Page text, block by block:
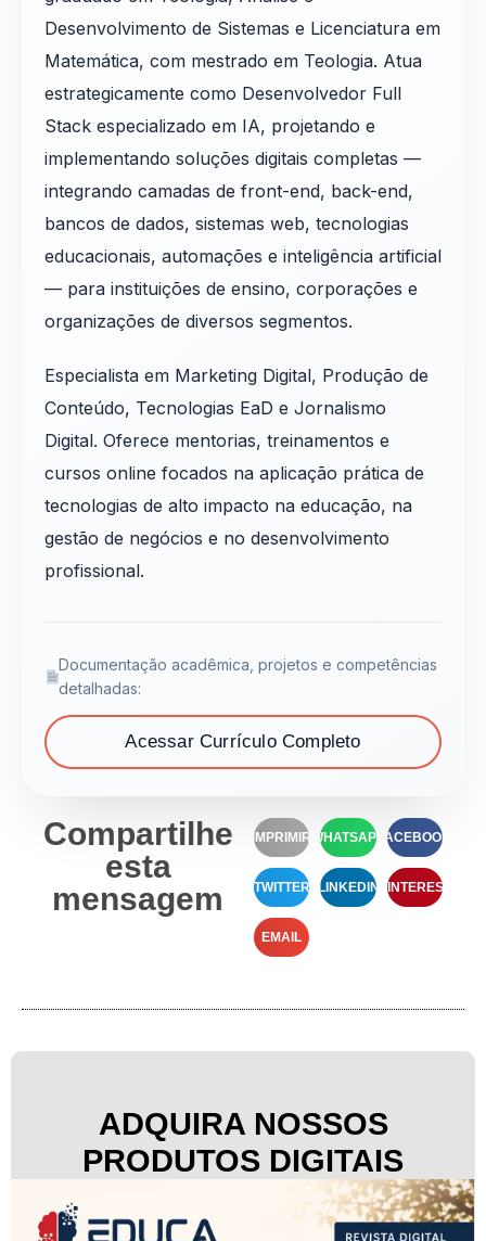
Desenvolvimento de Sistemas e Licenciatura em
Matemática, com mestrado em Teologia. Atua
estrategicamente como Desenvolvedor Full
Stack especializado em IA, projetando e
implementando soluções digitais completas —
integrando camadas de front-end, back-end,
bancos de dados, sistemas web, tecnologias
educacionais, automações e inteligência artificial
— para instituições de ensino, corporações e
organizações de diversos segmentos.
Especialista em Marketing Digital, Produção de
Conteúdo, Tecnologias EaD e Jornalismo
Digital. Oferece mentorias, treinamentos e
cursos online focados na aplicação prática de
tecnologias de alto impacto na educação, na
gestão de negócios e no desenvolvimento
profissional.
Documentação acadêmica, projetos e competências
detalhadas:
Acessar Currículo Completo
Compartilhe
esta
mensagem
IMPRIMIR WHATSAPP FACEBOOK
TWITTER LINKEDIN PINTEREST
EMAIL
ADQUIRA NOSSOS
PRODUTOS DIGITAIS